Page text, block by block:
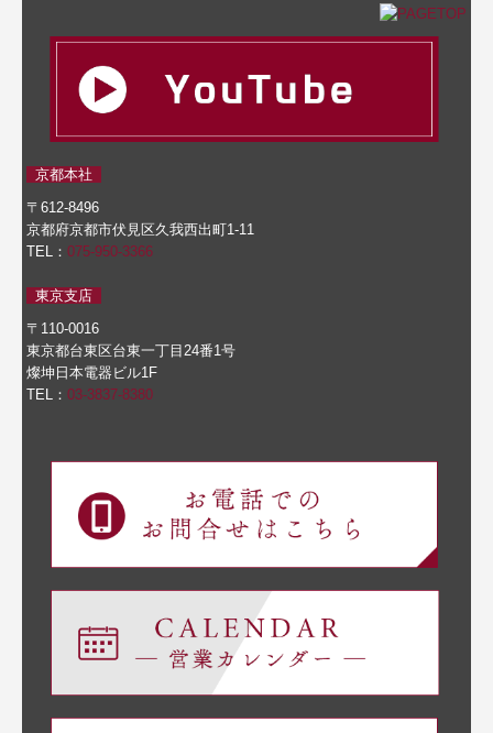
京都本社
〒612-8496
京都府京都市伏見区久我西出町1-11
TEL：075-950-3366
東京支店
〒110-0016
東京都台東区台東一丁目24番1号
燦坤日本電器ビル1F
TEL：03-3837-8380